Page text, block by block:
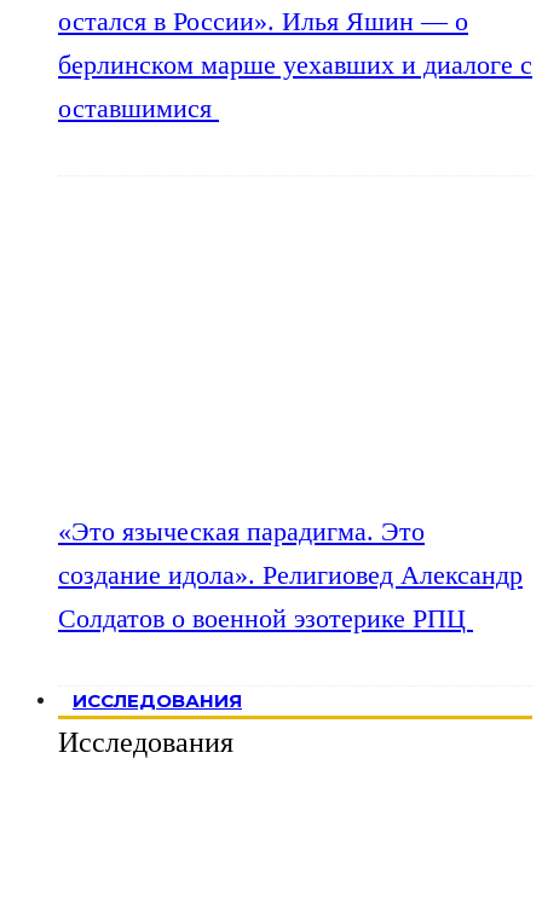
остался в России». Илья Яшин — о
берлинском марше уехавших и диалоге с
оставшимися
«Это языческая парадигма. Это
создание идола». Религиовед Александр
Солдатов о военной эзотерике РПЦ
ИССЛЕДОВАНИЯ
Исследования